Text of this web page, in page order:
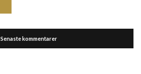
Senaste kommentarer